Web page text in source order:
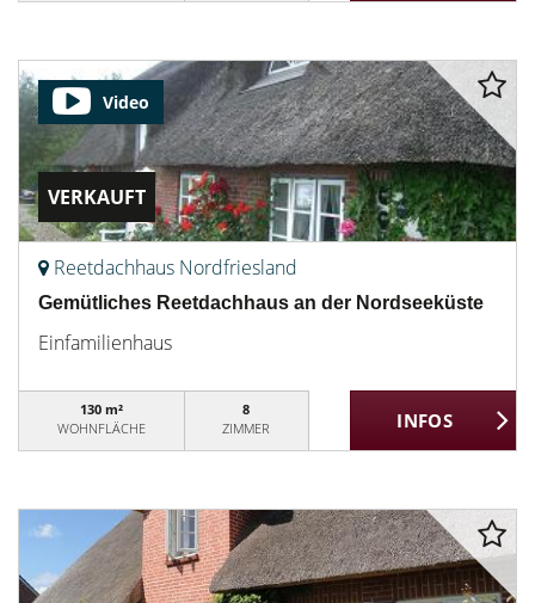
VERKAUFT
Video
Reetdachhaus Nordfriesland
Gemütliches Reetdachhaus an der Nordseeküste
Einfamilienhaus
130 m²
WOHNFLÄCHE
8
ZIMMER